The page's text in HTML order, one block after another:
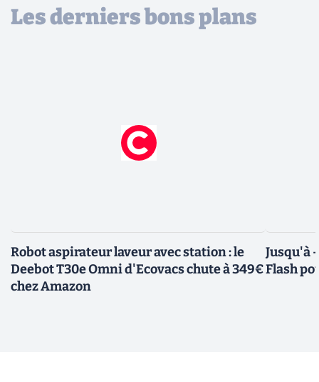
Les derniers bons plans
Robot aspirateur laveur avec station : le
Deebot T30e Omni d'Ecovacs chute à 349€
chez Amazon
Jusqu'à
Flash